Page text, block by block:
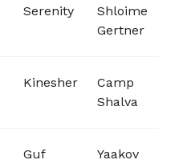
Serenity
Shloime
Gertner
Kinesher
Camp
Shalva
Guf
Yaakov